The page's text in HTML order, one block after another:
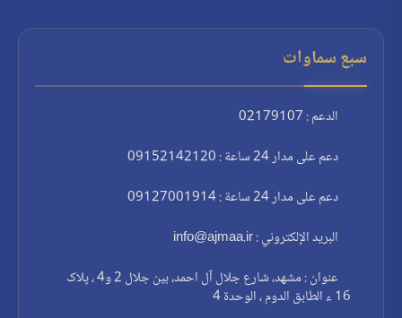
سبع سماوات
الدعم : 02179107
دعم على مدار 24 ساعة : 09152142120
دعم على مدار 24 ساعة : 09127001914
البريد الإلكتروني : info@ajmaa.ir
عنوان : مشهد، شارع جلال آل احمد، بين جلال 2 و4 ، پلاک
16 ء الطابق الدوم ، الوحدة 4